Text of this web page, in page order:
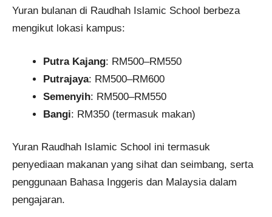
Yuran bulanan di Raudhah Islamic School berbeza
mengikut lokasi kampus:
Putra Kajang: RM500–RM550
Putrajaya: RM500–RM600
Semenyih: RM500–RM550
Bangi: RM350 (termasuk makan)
Yuran Raudhah Islamic School ini termasuk
penyediaan makanan yang sihat dan seimbang, serta
penggunaan Bahasa Inggeris dan Malaysia dalam
pengajaran.